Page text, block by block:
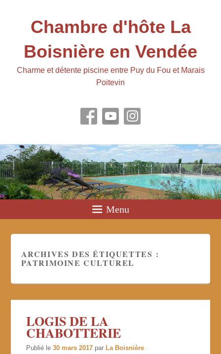
Chambre d'hôte La
Boisnière en Vendée
Charme et détente piscine entre Puy du Fou et Marais
Poitevin
Menu
ARCHIVES DES ÉTIQUETTES :
PATRIMOINE CULTUREL
LOGIS DE LA
CHABOTTERIE
Publié le30 mars 2017 par La Boisnière